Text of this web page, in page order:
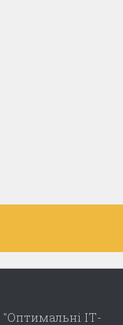
"Оптимальні ІТ-